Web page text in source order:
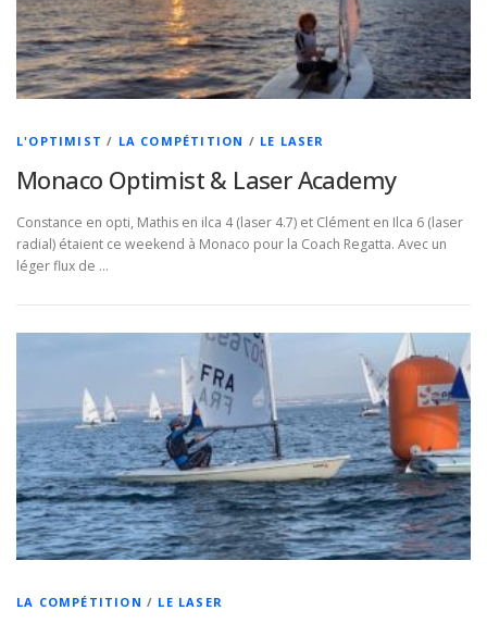
L'OPTIMIST / LA COMPÉTITION / LE LASER
Monaco Optimist & Laser Academy
Constance en opti, Mathis en ilca 4 (laser 4.7) et Clément en Ilca 6 (laser
radial) étaient ce weekend à Monaco pour la Coach Regatta. Avec un
léger flux de …
LA COMPÉTITION / LE LASER